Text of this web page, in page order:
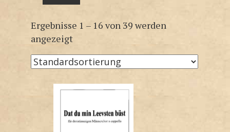
Ergebnisse 1 – 16 von 39 werden
angezeigt